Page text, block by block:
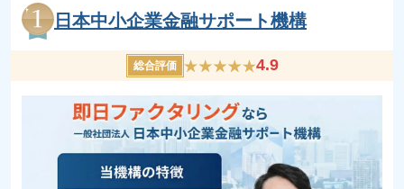
日本中小企業金融サポート機構
総合評価 4.9